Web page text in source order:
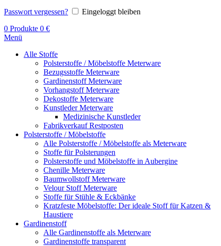
Passwort vergessen?
Eingeloggt bleiben
0 Produkte 0 €
Menü
Alle Stoffe
Polsterstoffe / Möbelstoffe Meterware
Bezugsstoffe Meterware
Gardinenstoff Meterware
Vorhangstoff Meterware
Dekostoffe Meterware
Kunstleder Meterware
Medizinische Kunstleder
Fabrikverkauf Restposten
Polsterstoffe / Möbelstoffe
Alle Polsterstoffe / Möbelstoffe als Meterware
Stoffe für Polsterungen
Polsterstoffe und Möbelstoffe in Aubergine
Chenille Meterware
Baumwollstoff Meterware
Velour Stoff Meterware
Stoffe für Stühle & Eckbänke
Kratzfeste Möbelstoffe: Der ideale Stoff für Katzen &
Haustiere
Gardinenstoff
Alle Gardinenstoffe als Meterware
Gardinenstoffe transparent